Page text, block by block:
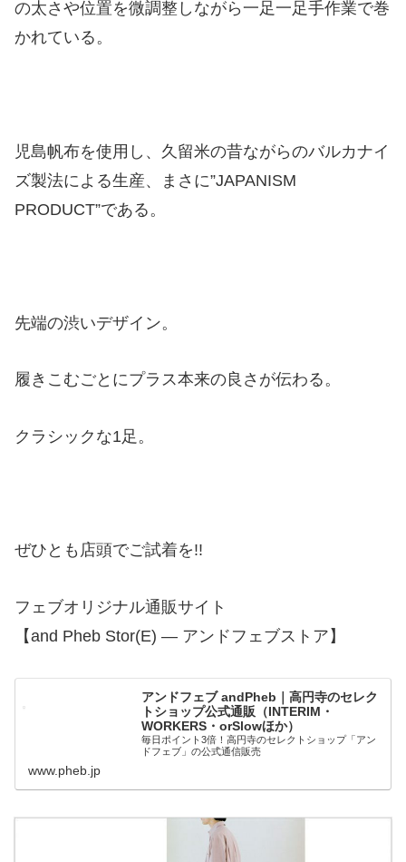
の太さや位置を微調整しながら一足一足手作業で巻
かれている。
児島帆布を使用し、久留米の昔ながらのバルカナイ
ズ製法による生産、まさに”JAPANISM
PRODUCT”である。
先端の渋いデザイン。
履きこむごとにプラス本来の良さが伝わる。
クラシックな1足。
ぜひとも店頭でご試着を!!
フェブオリジナル通販サイト
【and Pheb Stor(E) — アンドフェブストア】
アンドフェブ andPheb｜高円寺のセレク
トショップ公式通販（INTERIM・
WORKERS・orSlowほか）
毎日ポイント3倍！高円寺のセレクトショップ「アン
ドフェブ」の公式通信販売
www.pheb.jp